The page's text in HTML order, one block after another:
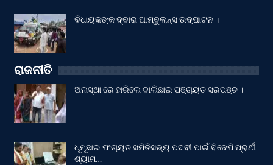
ବିଧାୟକଙ୍କ ଦ୍ବାରା ଆମ୍ବୁଲାନ୍ସ ଉଦ୍‌ଘାଟନ ।
ରାଜନୀତି
ଅନାସ୍ଥା ରେ ହାରିଲେ ବାଲିଛାଇ ପଞ୍ଚାୟତ ସରପଞ୍ଚ ।
ଧୂମୂଛାଇ ପଂଚାୟତ ସମିତିସଭ୍ୟ ପଦବୀ ପାଇଁ ବିଜେପି ପ୍ରାର୍ଥୀ
ଶ୍ୟାମ…